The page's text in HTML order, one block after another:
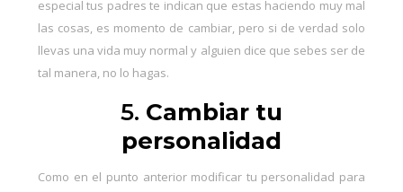
especial tus padres te indican que estas haciendo muy mal
las cosas, es momento de cambiar, pero si de verdad solo
llevas una vida muy normal y alguien dice que sebes ser de
tal manera, no lo hagas.
5. Cambiar tu
personalidad
Como en el punto anterior modificar tu personalidad para